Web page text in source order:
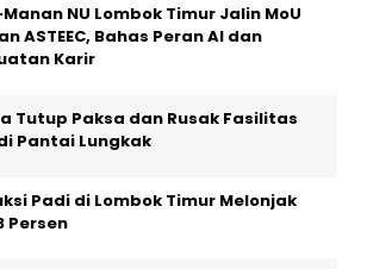
NU Lombok Timur Jalin MoU
ASTEEC, Bahas Peran AI dan
Karir
Tutup Paksa dan Rusak Fasilitas
Pantai Lungkak
Padi di Lombok Timur Melonjak
Persen